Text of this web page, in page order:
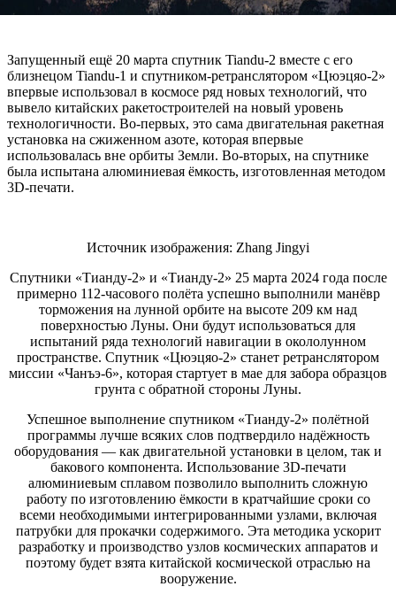
Запущенный ещё 20 марта спутник Tiandu-2 вместе с его
близнецом Tiandu-1 и спутником-ретранслятором «Цюэцяо-2»
впервые использовал в космосе ряд новых технологий, что
вывело китайских ракетостроителей на новый уровень
технологичности. Во-первых, это сама двигательная ракетная
установка на сжиженном азоте, которая впервые
использовалась вне орбиты Земли. Во-вторых, на спутнике
была испытана алюминиевая ёмкость, изготовленная методом
3D-печати.
Источник изображения: Zhang Jingyi
Спутники «Тианду-2» и «Тианду-2» 25 марта 2024 года после
примерно 112-часового полёта успешно выполнили манёвр
торможения на лунной орбите на высоте 209 км над
поверхностью Луны. Они будут использоваться для
испытаний ряда технологий навигации в окололунном
пространстве. Спутник «Цюэцяо-2» станет ретранслятором
миссии «Чанъэ-6», которая стартует в мае для забора образцов
грунта с обратной стороны Луны.
Успешное выполнение спутником «Тианду-2» полётной
программы лучше всяких слов подтвердило надёжность
оборудования — как двигательной установки в целом, так и
бакового компонента. Использование 3D-печати
алюминиевым сплавом позволило выполнить сложную
работу по изготовлению ёмкости в кратчайшие сроки со
всеми необходимыми интегрированными узлами, включая
патрубки для прокачки содержимого. Эта методика ускорит
разработку и производство узлов космических аппаратов и
поэтому будет взята китайской космической отраслью на
вооружение.